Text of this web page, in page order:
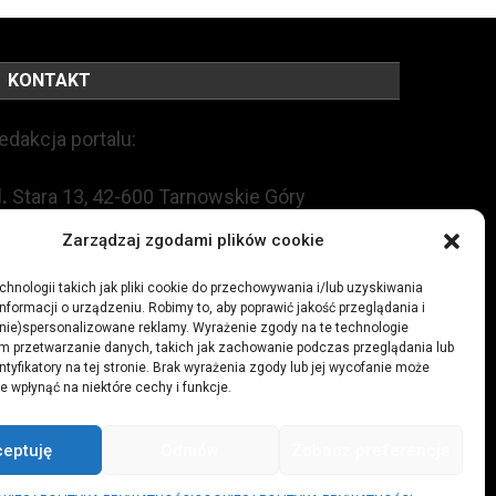
Zarządzaj zgodami plików cookie
takich jak pliki cookie do przechowywania i/lub uzyskiwania
o urządzeniu. Robimy to, aby poprawić jakość przeglądania i
reklamy. Wyrażenie zgody na te technologie
przetwarzanie danych, takich jak zachowanie podczas przeglądania lub
na tej stronie. Brak wyrażenia zgody lub jej wycofanie może
wpłynąć na niektóre cechy i funkcje.
KONTAKT
portalu:
Stara 13, 42-600 Tarnowskie Góry
+48 509 547 822
redakcja@czytamiwiem.pl
biuro@czytamiwiem.pl